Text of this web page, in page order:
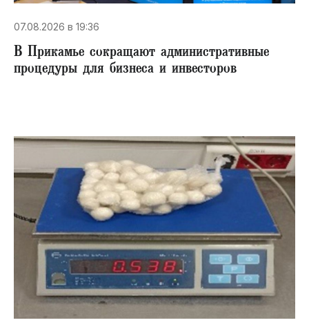
07.08.2026 в 19:36
В Прикамье сокращают административные
процедуры для бизнеса и инвесторов